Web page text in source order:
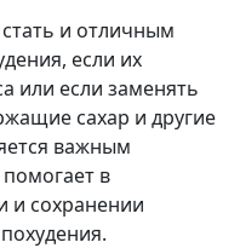
и отличным
если их
или если заменять
сахар и другие
важным
в
и сохранении